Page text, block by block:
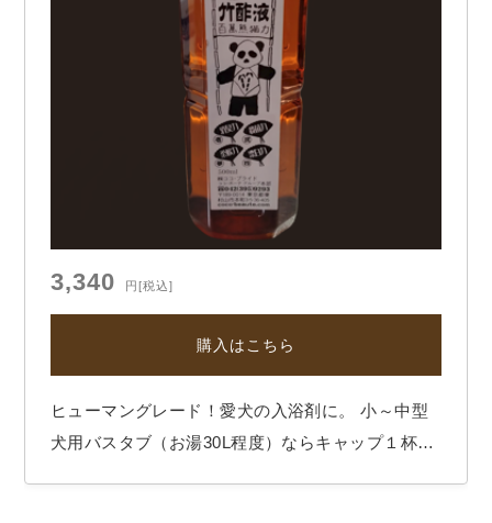
3,340 円[税込]
購入はこちら
ヒューマングレード！愛犬の入浴剤に。 小～中型
犬用バスタブ（お湯30L程度）ならキャップ１杯弱